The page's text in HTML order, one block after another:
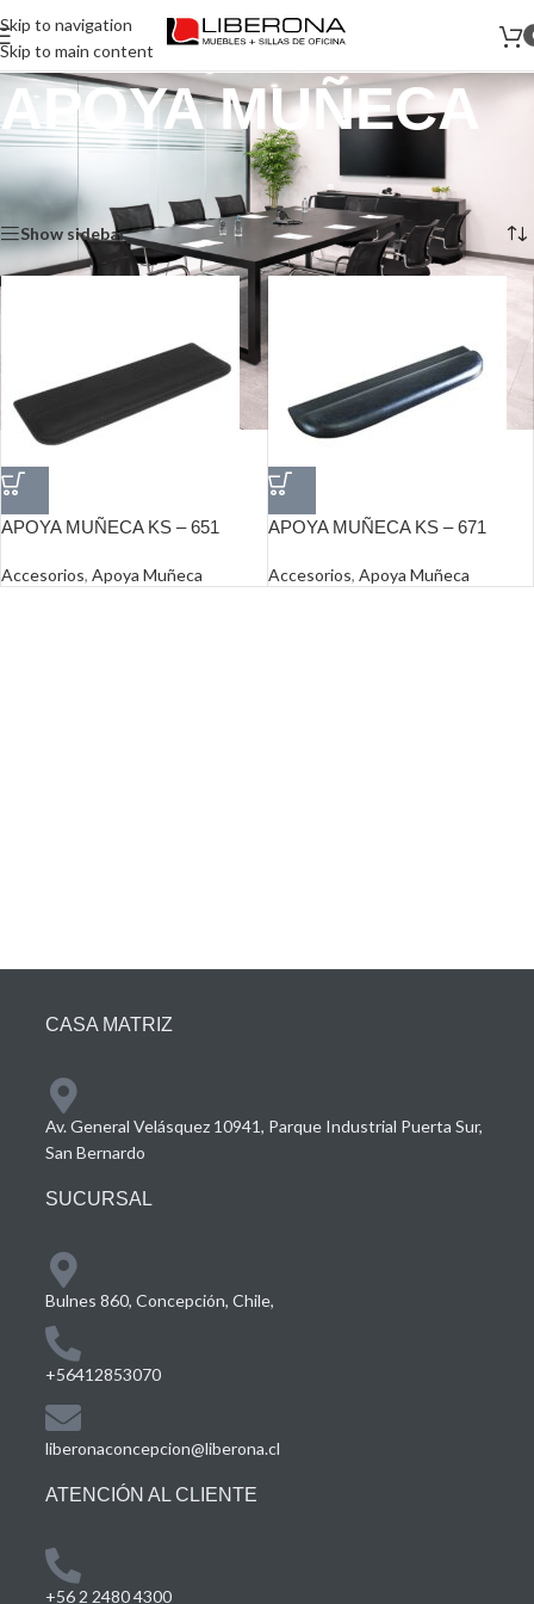
Skip to navigation
Skip to main content
APOYA MUÑECA
Productos etiquetados “APOYA MUÑECA”
Mostrando los 2 resultados
Show sidebar
APOYA MUÑECA KS – 651
Accesorios, Apoya Muñeca
APOYA MUÑECA KS – 671
Accesorios, Apoya Muñeca
CASA MATRIZ
Av. General Velásquez 10941, Parque Industrial Puerta Sur,
San Bernardo
SUCURSAL
Bulnes 860, Concepción, Chile,
+56412853070
liberonaconcepcion@liberona.cl
ATENCIÓN AL CLIENTE
+56 2 2480 4300